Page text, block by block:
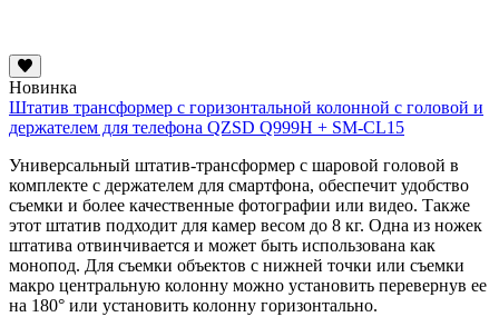
Новинка
Штатив трансформер с горизонтальной колонной с головой и
держателем для телефона QZSD Q999H + SM-CL15
Универсальный штатив-трансформер с шаровой головой в
комплекте с держателем для смартфона, обеспечит удобство
съемки и более качественные фотографии или видео. Также
этот штатив подходит для камер весом до 8 кг. Одна из ножек
штатива отвинчивается и может быть использована как
монопод. Для съемки объектов с нижней точки или съемки
макро центральную колонну можно установить перевернув ее
на 180° или установить колонну горизонтально.